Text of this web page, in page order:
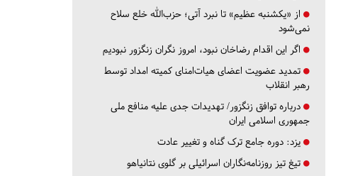
از «یکشنبه عظیم» تا نبرد آتی؛ حزب‌الله خلع سلاح
نمی‌شود
اگر این اقدام رضاخان نبود، امروز نگران زنگزور نبودیم
تمدید عضویت اعضای هیات‌امنای کمیته امداد توسط
رهبر انقلاب
درباره توافق زنگزور/ تهدیدات جدی علیه منافع ملی
جمهوری اسلامی ایران
یزد: دوره جامع ترک گناه و تغییر عادت
تیغ تیز روزنامه‌نگاران اسرائیلی بر گلوی نتانیاهو